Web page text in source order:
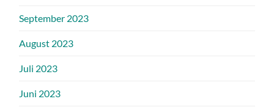
September 2023
August 2023
Juli 2023
Juni 2023